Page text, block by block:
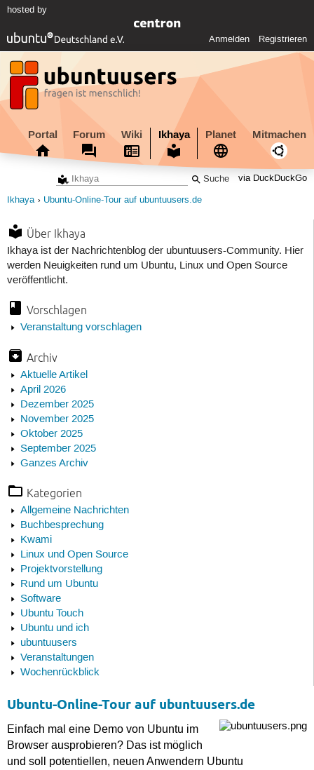
hosted by
Anmelden Registrieren
Portal Forum Wiki Ikhaya Planet Mitmachen
via DuckDuckGo
Ikhaya Ubuntu-Online-Tour auf ubuntuusers.de
Über Ikhaya
Ikhaya ist der Nachrichtenblog der ubuntuusers-Community. Hier
werden Neuigkeiten rund um Ubuntu, Linux und Open Source
veröffentlicht.
Vorschlagen
Veranstaltung vorschlagen
Archiv
Aktuelle Artikel
April 2026
Dezember 2025
November 2025
Oktober 2025
September 2025
Ganzes Archiv
Kategorien
Allgemeine Nachrichten
Buchbesprechung
Kwami
Linux und Open Source
Projektvorstellung
Rund um Ubuntu
Software
Ubuntu Touch
Ubuntu und ich
ubuntuusers
Veranstaltungen
Wochenrückblick
Ubuntu-Online-Tour auf ubuntuusers.de
Einfach mal eine Demo von Ubuntu im
Browser ausprobieren? Das ist möglich
und soll potentiellen, neuen Anwendern Ubuntu